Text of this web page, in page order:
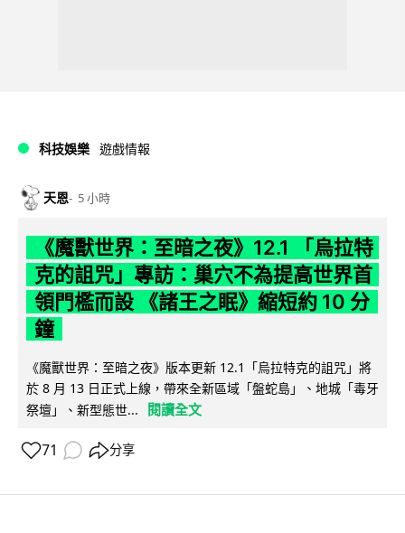
科技娛樂 遊戲情報
天恩 5 小時
《魔獸世界：至暗之夜》12.1 「烏拉特
克的詛咒」專訪：巢穴不為提高世界首
領門檻而設 《諸王之眠》縮短約 10 分
鐘
《魔獸世界：至暗之夜》版本更新 12.1「烏拉特克的詛咒」將
於 8 月 13 日正式上線，帶來全新區域「盤蛇島」、地城「毒牙
祭壇」、新型態世...
閱讀全文
71 分享